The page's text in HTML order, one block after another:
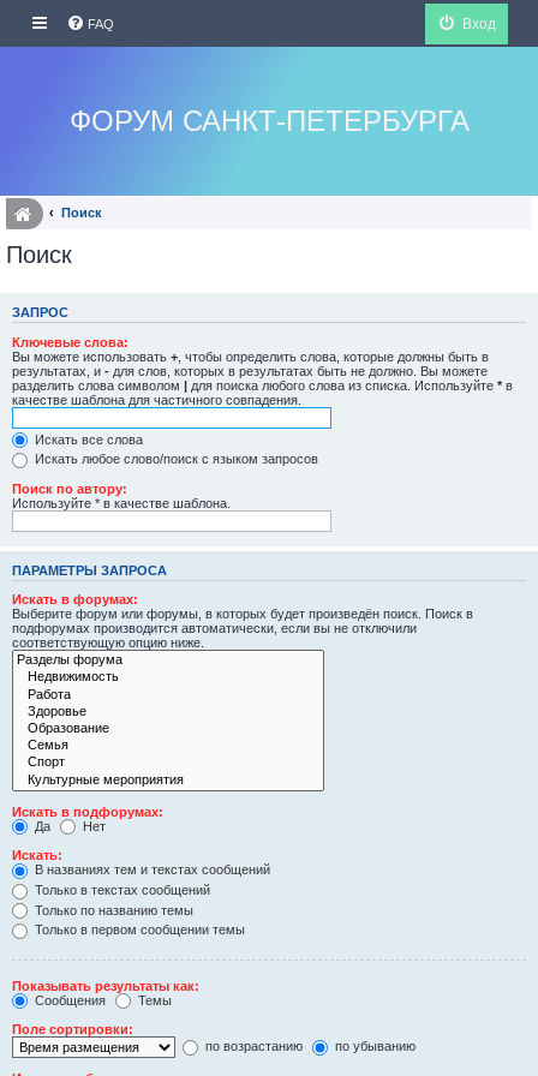
FAQ Вход
ФОРУМ САНКТ-ПЕТЕРБУРГА
Поиск
Поиск
ЗАПРОС
Ключевые слова:
Вы можете использовать + , чтобы определить слова, которые должны быть в
результатах, и - для слов, которых в результатах быть не должно. Вы можете
разделить слова символом | для поиска любого слова из списка. Используйте * в
качестве шаблона для частичного совпадения.
Искать все слова
Искать любое слово/поиск с языком запросов
Поиск по автору:
Используйте * в качестве шаблона.
ПАРАМЕТРЫ ЗАПРОСА
Искать в форумах:
Выберите форум или форумы, в которых будет произведён поиск. Поиск в
подфорумах производится автоматически, если вы не отключили
соответствующую опцию ниже.
Искать в подфорумах:
Да
Нет
Искать:
В названиях тем и текстах сообщений
Только в текстах сообщений
Только по названию темы
Только в первом сообщении темы
Показывать результаты как:
Сообщения
Темы
Поле сортировки:
по возрастанию
по убыванию